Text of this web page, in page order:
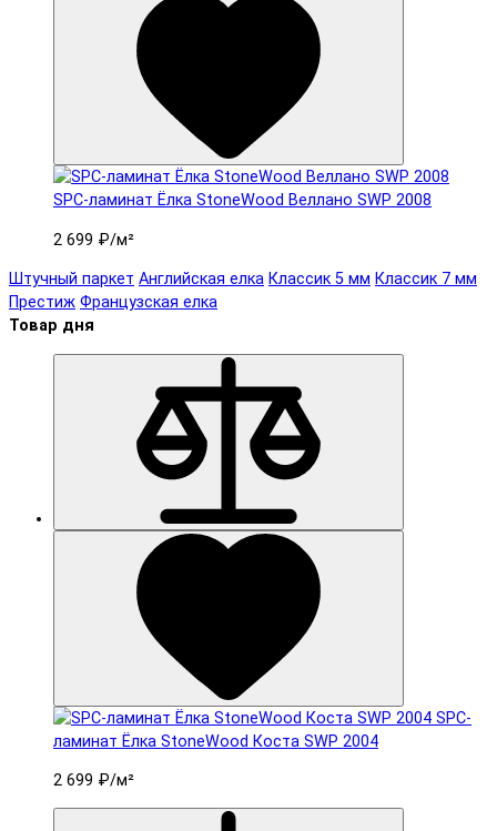
SPC-ламинат Ëлка StoneWood Веллано SWP 2008
2 699 ₽/м²
Штучный паркет Английская елка Классик 5 мм Классик 7 мм
Престиж Французская елка
Товар дня
SPC-
ламинат Ëлка StoneWood Коста SWP 2004
2 699 ₽/м²